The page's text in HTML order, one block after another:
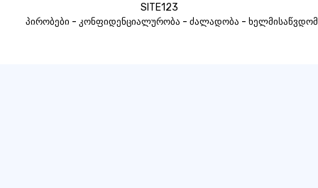
SITE123
პირობები - კონფიდენციალურობა - ძალადობა -